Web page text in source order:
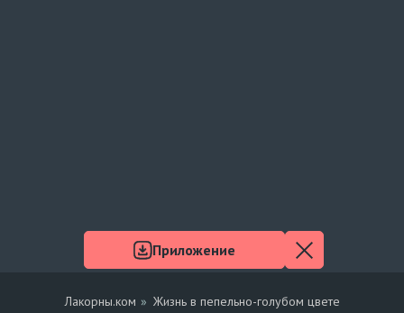
Лакорны.ком Жизнь в пепельно-голубом цвете
Приложение